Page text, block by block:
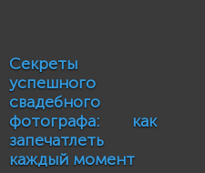
Секреты
успешного
свадебного
фотографа: как
запечатлеть
каждый момент